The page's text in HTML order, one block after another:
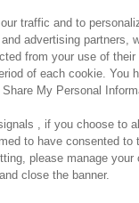
ご提供について カ
traffic and to
advertising partners,
from your use of
of each cookie. You
My Personal
, if you choose to
to have consented to
please manage your
close the banner.